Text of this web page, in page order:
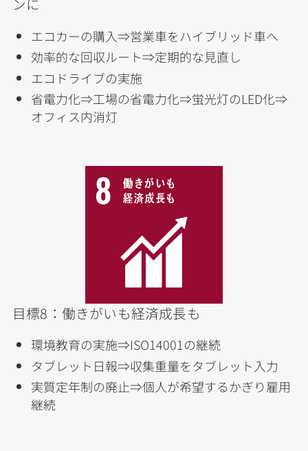
エコカーの購入⇒営業車をハイブリッド車へ
効率的な回収ルート⇒定期的な見直し
エコドライブの実施
省電力化⇒工場の省電力化⇒蛍光灯のLED化⇒
オフィス内消灯
目標8：働きがいも経済成長も
環境教育の実施⇒ISO14001の継続
タブレット日報⇒収集重量をタブレット入力
実質定年制の廃止⇒個人が希望するかぎり雇用
継続